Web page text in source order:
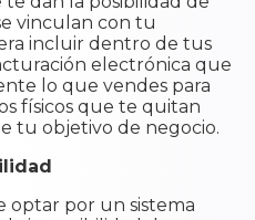
vinculan con tu
incluir dentro de tus
electrónica que
lo que vendes para
físicos que te quitan
tu objetivo de negocio.
optar por un sistema